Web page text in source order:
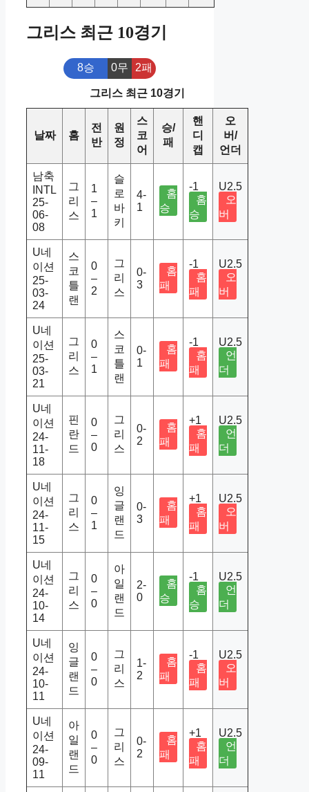
그리스 최근 10경기
8승 0무 2패
그리스 최근 10경기
날짜 홈
전
반
원
정
스
코
어
승/
패
핸
디
캡
오
버/
언더
남축
INTL
25-
06-
08
그
리
스
1
–
1
슬
로
바
키
4-
1
홈
승
-1
홈
승
U2.5
오
버
U네
이션
25-
03-
24
스
코
틀
랜
0
–
2
그
리
스
0-
3
홈
패
-1
홈
패
U2.5
오
버
U네
이션
25-
03-
21
그
리
스
0
–
1
스
코
틀
랜
0-
1
홈
패
-1
홈
패
U2.5
언
더
U네
이션
24-
11-
18
핀
란
드
0
–
0
그
리
스
0-
2
홈
패
+1
홈
패
U2.5
언
더
U네
이션
24-
11-
15
그
리
스
0
–
1
잉
글
랜
드
0-
3
홈
패
+1
홈
패
U2.5
오
버
U네
이션
24-
10-
14
그
리
스
0
–
0
아
일
랜
드
2-
0
홈
승
-1
홈
승
U2.5
언
더
U네
이션
24-
10-
11
잉
글
랜
드
0
–
0
그
리
스
1-
2
홈
패
-1
홈
패
U2.5
오
버
U네
이션
24-
09-
11
아
일
랜
드
0
–
0
그
리
스
0-
2
홈
패
+1
홈
패
U2.5
언
더